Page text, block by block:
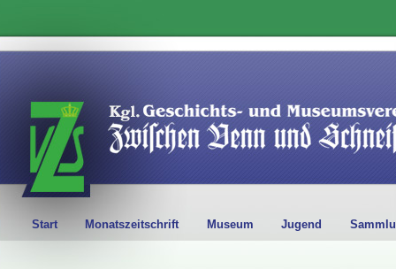
Start Monatszeitschrift Museum Jugend